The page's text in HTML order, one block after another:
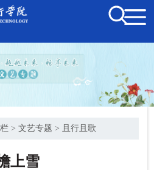
>文艺专题 > 且行且歌
上雪